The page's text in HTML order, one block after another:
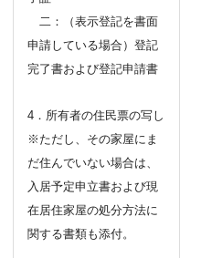
二：（表示登記を書面
申請している場合）登記
完了書および登記申請書
4．所有者の住民票の写し
※ただし、その家屋にま
だ住んでいない場合は、
入居予定申立書および現
在居住家屋の処分方法に
関する書類も添付。